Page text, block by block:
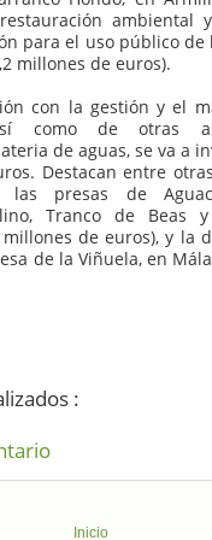
ambiental
para el uso público de
millones de euros).
con la gestión y el
como de otras
de aguas, se va a
Destacan entre
presas de
Tranco de Beas
de euros), y la
de la Viñuela, en
:
Inicio